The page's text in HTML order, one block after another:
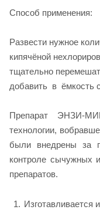
Способ применения:
Развести нужное
кипячёной
тщательно
добавить в ёмкость
Препарат ЭНЗИ-
технологии,
были внедрены за
контроле сычужных
препаратов.
Изготавливается